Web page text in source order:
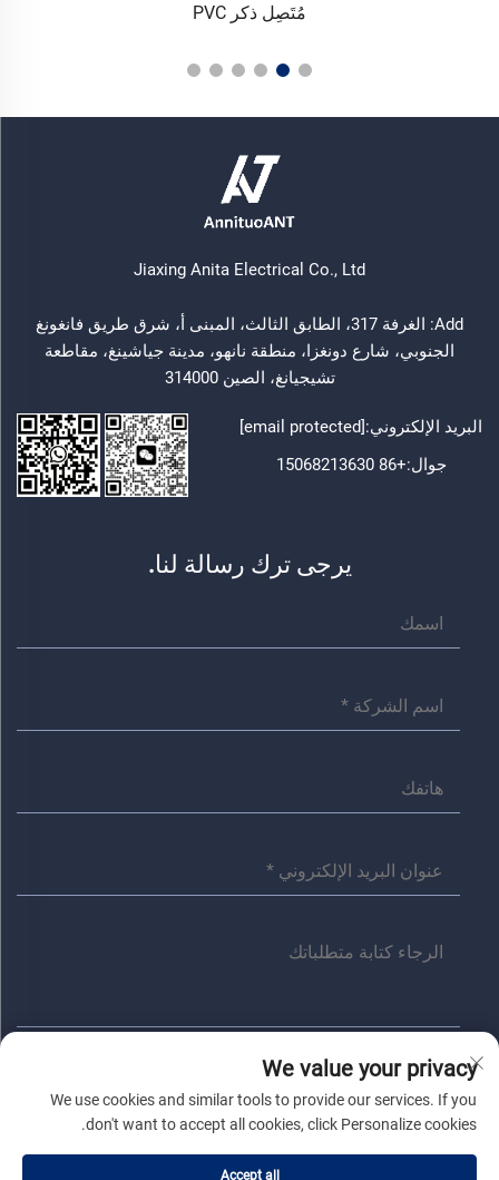
مُتَصِل ذكر PVC
Jiaxing Anita Electrical Co., Ltd
Add: الغرفة 317، الطابق الثالث، المبنى أ، شرق طريق فانغونغ
الجنوبي، شارع دونغزا، منطقة نانهو، مدينة جياشينغ، مقاطعة
تشيجيانغ، الصين 314000
البريد الإلكتروني:[email protected]
جوال:+86 15068213630
يرجى ترك رسالة لنا.
إرسال
حقوق النسخ © شركة جياشينغ أنита الكهربائية المحدودة. جميع الحقوق
We value your privacy
We use cookies and similar tools to provide our services. If you
don't want to accept all cookies, click Personalize cookies.
Accept all